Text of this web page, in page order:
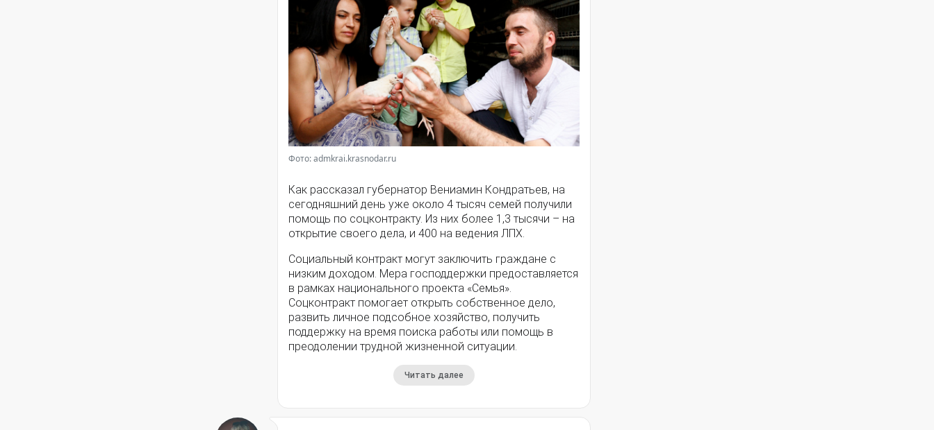
Фото: admkrai.krasnodar.ru
Как рассказал губернатор Вениамин Кондратьев, на
сегодняшний день уже около 4 тысяч семей получили
помощь по соцконтракту. Из них более 1,3 тысячи – на
открытие своего дела, и 400 на ведения ЛПХ.
Социальный контракт могут заключить граждане с
низким доходом. Мера господдержки предоставляется
в рамках национального проекта «Семья».
Соцконтракт помогает открыть собственное дело,
развить личное подсобное хозяйство, получить
поддержку на время поиска работы или помощь в
преодолении трудной жизненной ситуации.
Читать далее